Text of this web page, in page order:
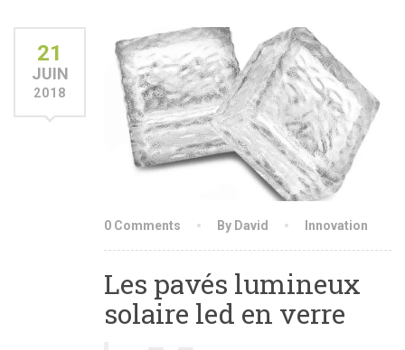
21
JUIN
2018
0 Comments By David Innovation
Les pavés lumineux
solaire led en verre